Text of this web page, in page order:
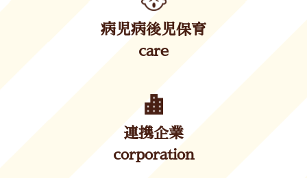
病児病後児保育
care
連携企業
corporation